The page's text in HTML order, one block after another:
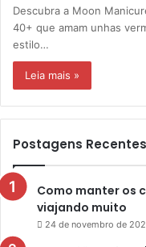
Descubra a Moon
40+ que amam unhas
estilo…
Leia mais »
Postagens Recentes
Como manter os
viajando muito
24 de novembro de